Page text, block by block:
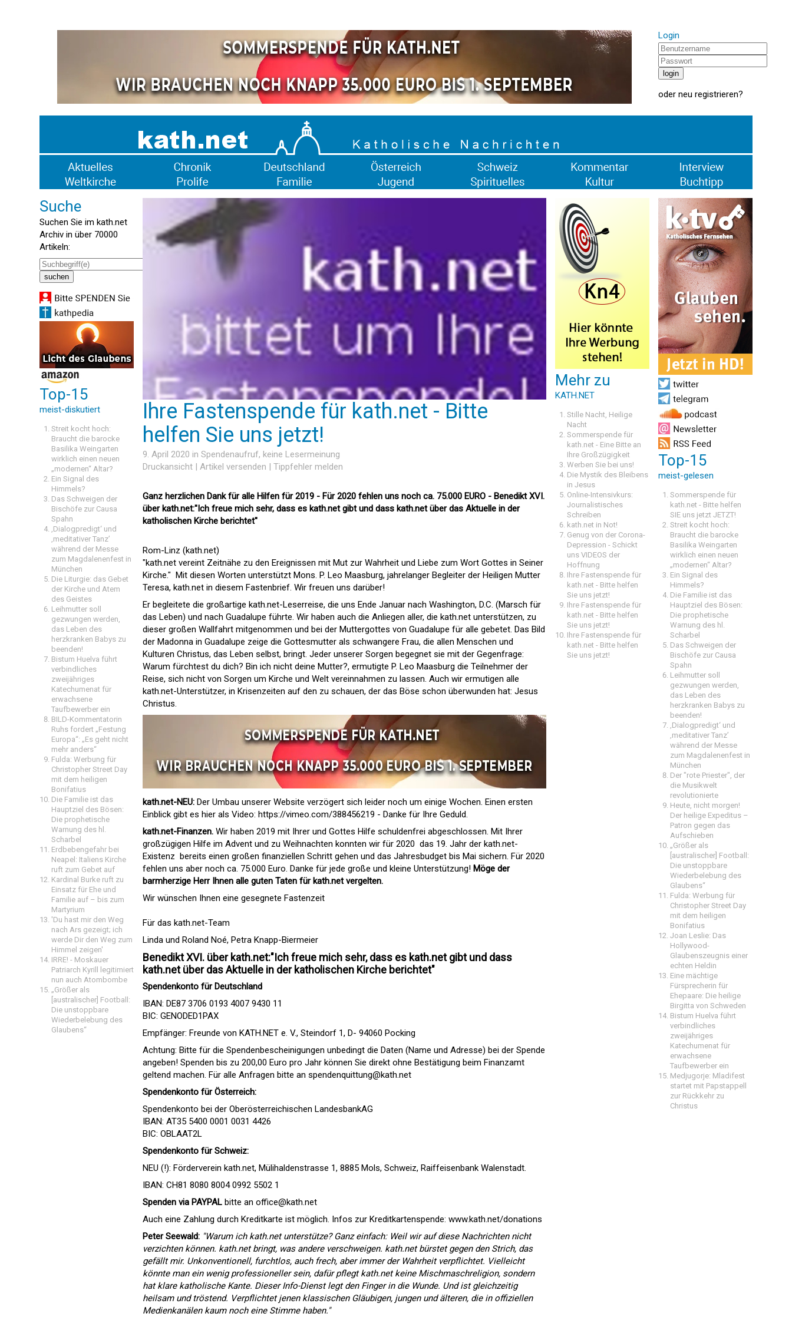
Login
oder neu registrieren?
Suche
Suchen Sie im kath.net
Archiv in über 70000
Artikeln:
Top-15
meist-diskutiert
Streit kocht hoch:
Braucht die barocke
Basilika Weingarten
wirklich einen neuen
„modernen“ Altar?
Ein Signal des
Himmels?
Das Schweigen der
Bischöfe zur Causa
Spahn
‚Dialogpredigt‘ und
‚meditativer Tanz’
während der Messe
zum Magdalenenfest in
München
Die Liturgie: das Gebet
der Kirche und Atem
des Geistes
Leihmutter soll
gezwungen werden,
das Leben des
herzkranken Babys zu
beenden!
Bistum Huelva führt
verbindliches
zweijähriges
Katechumenat für
erwachsene
Taufbewerber ein
BILD-Kommentatorin
Ruhs fordert „Festung
Europa“: „Es geht nicht
mehr anders“
Fulda: Werbung für
Christopher Street Day
mit dem heiligen
Bonifatius
Die Familie ist das
Hauptziel des Bösen:
Die prophetische
Warnung des hl.
Scharbel
Erdbebengefahr bei
Neapel: Italiens Kirche
ruft zum Gebet auf
Kardinal Burke ruft zu
Einsatz für Ehe und
Familie auf – bis zum
Martyrium
'Du hast mir den Weg
nach Ars gezeigt; ich
werde Dir den Weg zum
Himmel zeigen'
IRRE! - Moskauer
Patriarch Kyrill legitimiert
nun auch Atombombe
„Größer als
[australischer] Football:
Die unstoppbare
Wiederbelebung des
Glaubens“
Ihre Fastenspende für kath.net - Bitte
helfen Sie uns jetzt!
9. April 2020 in Spendenaufruf, keine Lesermeinung
Druckansicht | Artikel versenden | Tippfehler melden
Ganz herzlichen Dank für alle Hilfen für 2019 - Für 2020 fehlen uns noch ca. 75.000 EURO - Benedikt XVI.
über kath.net:"Ich freue mich sehr, dass es kath.net gibt und dass kath.net über das Aktuelle in der
katholischen Kirche berichtet"
Rom-Linz (kath.net)
"kath.net vereint Zeitnähe zu den Ereignissen mit Mut zur Wahrheit und Liebe zum Wort Gottes in Seiner
Kirche."  Mit diesen Worten unterstützt Mons. P. Leo Maasburg, jahrelanger Begleiter der Heiligen Mutter
Teresa, kath.net in diesem Fastenbrief. Wir freuen uns darüber!
Er begleitete die großartige kath.net-Leserreise, die uns Ende Januar nach Washington, D.C. (Marsch für
das Leben) und nach Guadalupe führte. Wir haben auch die Anliegen aller, die kath.net unterstützen, zu
dieser großen Wallfahrt mitgenommen und bei der Muttergottes von Guadalupe für alle gebetet. Das Bild
der Madonna in Guadalupe zeige die Gottesmutter als schwangere Frau, die allen Menschen und
Kulturen Christus, das Leben selbst, bringt. Jeder unserer Sorgen begegnet sie mit der Gegenfrage:
Warum fürchtest du dich? Bin ich nicht deine Mutter?, ermutigte P. Leo Maasburg die Teilnehmer der
Reise, sich nicht von Sorgen um Kirche und Welt vereinnahmen zu lassen. Auch wir ermutigen alle
kath.net-Unterstützer, in Krisenzeiten auf den zu schauen, der das Böse schon überwunden hat: Jesus
Christus.
kath.net-NEU: Der Umbau unserer Website verzögert sich leider noch um einige Wochen. Einen ersten
Einblick gibt es hier als Video: https://vimeo.com/388456219 - Danke für Ihre Geduld.
kath.net-Finanzen. Wir haben 2019 mit Ihrer und Gottes Hilfe schuldenfrei abgeschlossen. Mit Ihrer
großzügigen Hilfe im Advent und zu Weihnachten konnten wir für 2020  das 19. Jahr der kath.net-
Existenz  bereits einen großen finanziellen Schritt gehen und das Jahresbudget bis Mai sichern. Für 2020
fehlen uns aber noch ca. 75.000 Euro. Danke für jede große und kleine Unterstützung! Möge der
barmherzige Herr Ihnen alle guten Taten für kath.net vergelten.
Wir wünschen Ihnen eine gesegnete Fastenzeit
Für das kath.net-Team
Linda und Roland Noé, Petra Knapp-Biermeier
Benedikt XVI. über kath.net:"Ich freue mich sehr, dass es kath.net gibt und dass
kath.net über das Aktuelle in der katholischen Kirche berichtet"
Spendenkonto für Deutschland
IBAN: DE87 3706 0193 4007 9430 11
BIC: GENODED1PAX
Empfänger: Freunde von KATH.NET e. V., Steindorf 1, D- 94060 Pocking
Achtung: Bitte für die Spendenbescheinigungen unbedingt die Daten (Name und Adresse) bei der Spende
angeben! Spenden bis zu 200,00 Euro pro Jahr können Sie direkt ohne Bestätigung beim Finanzamt
geltend machen. Für alle Anfragen bitte an spendenquittung@kath.net
Spendenkonto für Österreich:
Spendenkonto bei der Oberösterreichischen LandesbankAG
IBAN: AT35 5400 0001 0031 4426
BIC: OBLAAT2L
Spendenkonto für Schweiz:
NEU (!): Förderverein kath.net, Mülihaldenstrasse 1, 8885 Mols, Schweiz, Raiffeisenbank Walenstadt.
IBAN: CH81 8080 8004 0992 5502 1
Spenden via PAYPAL bitte an office@kath.net
Auch eine Zahlung durch Kreditkarte ist möglich. Infos zur Kreditkartenspende: www.kath.net/donations
Peter Seewald: "Warum ich kath.net unterstütze? Ganz einfach: Weil wir auf diese Nachrichten nicht
verzichten können. kath.net bringt, was andere verschweigen. kath.net bürstet gegen den Strich, das
gefällt mir. Unkonventionell, furchtlos, auch frech, aber immer der Wahrheit verpflichtet. Vielleicht
könnte man ein wenig professioneller sein, dafür pflegt kath.net keine Mischmaschreligion, sondern
hat klare katholische Kante. Dieser Info-Dienst legt den Finger in die Wunde. Und ist gleichzeitig
heilsam und tröstend. Verpflichtet jenen klassischen Gläubigen, jungen und älteren, die in offiziellen
Medienkanälen kaum noch eine Stimme haben."
Mehr zu
KATH.NET
Stille Nacht, Heilige
Nacht
Sommerspende für
kath.net - Eine Bitte an
Ihre Großzügigkeit
Werben Sie bei uns!
Die Mystik des Bleibens
in Jesus
Online-Intensivkurs:
Journalistisches
Schreiben
kath.net in Not!
Genug von der Corona-
Depression - Schickt
uns VIDEOS der
Hoffnung
Ihre Fastenspende für
kath.net - Bitte helfen
Sie uns jetzt!
Ihre Fastenspende für
kath.net - Bitte helfen
Sie uns jetzt!
Ihre Fastenspende für
kath.net - Bitte helfen
Sie uns jetzt!
Top-15
meist-gelesen
Sommerspende für
kath.net - Bitte helfen
SIE uns jetzt JETZT!
Streit kocht hoch:
Braucht die barocke
Basilika Weingarten
wirklich einen neuen
„modernen“ Altar?
Ein Signal des
Himmels?
Die Familie ist das
Hauptziel des Bösen:
Die prophetische
Warnung des hl.
Scharbel
Das Schweigen der
Bischöfe zur Causa
Spahn
Leihmutter soll
gezwungen werden,
das Leben des
herzkranken Babys zu
beenden!
‚Dialogpredigt‘ und
‚meditativer Tanz’
während der Messe
zum Magdalenenfest in
München
Der "rote Priester", der
die Musikwelt
revolutionierte
Heute, nicht morgen!
Der heilige Expeditus –
Patron gegen das
Aufschieben
„Größer als
[australischer] Football:
Die unstoppbare
Wiederbelebung des
Glaubens“
Fulda: Werbung für
Christopher Street Day
mit dem heiligen
Bonifatius
Joan Leslie: Das
Hollywood-
Glaubenszeugnis einer
echten Heldin
Eine mächtige
Fürsprecherin für
Ehepaare: Die heilige
Birgitta von Schweden
Bistum Huelva führt
verbindliches
zweijähriges
Katechumenat für
erwachsene
Taufbewerber ein
Medjugorje: Mladifest
startet mit Papstappell
zur Rückkehr zu
Christus